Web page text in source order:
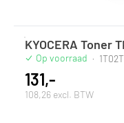
KYOCERA Toner
Op voorraad ·
131,-
108,26 excl. BTW